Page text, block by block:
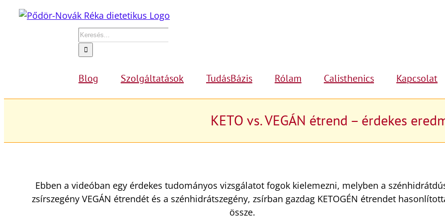
Kihagyás
Keresés...
Blog Szolgáltatások TudásBázis Rólam Calisthenics Kapcsolat
KETO vs. VEGÁN étrend – érdekes
Ebben a videóban egy érdekes tudományos vizsgálatot fogok kielemezni, melyben a
zsírszegény VEGÁN étrendét és a szénhidrátszegény, zsírban gazdag KETOGÉN étrendet
össze.